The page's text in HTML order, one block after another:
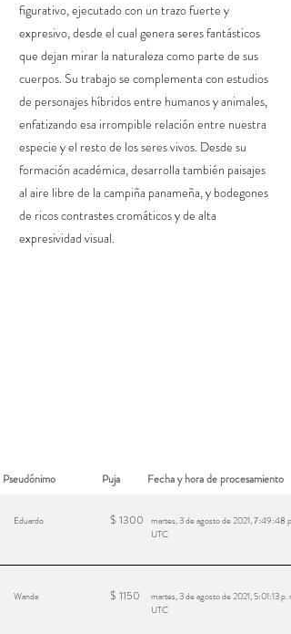
figurativo, ejecutado con un trazo fuerte y
expresivo, desde el cual genera seres fantásticos
que dejan mirar la naturaleza como parte de sus
cuerpos. Su trabajo se complementa con estudios
de personajes híbridos entre humanos y animales,
enfatizando esa irrompible relación entre nuestra
especie y el resto de los seres vivos. Desde su
formación académica, desarrolla también paisajes
al aire libre de la campiña panameña, y bodegones
de ricos contrastes cromáticos y de alta
expresividad visual.
Pseudónimo Puja Fecha y hora de procesamiento
Eduardo $ 1300 martes, 3 de agosto de 2021, 7:49:48 p.
UTC
Wanda $ 1150
martes, 3 de agosto de 2021, 5:01:13 p. m.
UTC